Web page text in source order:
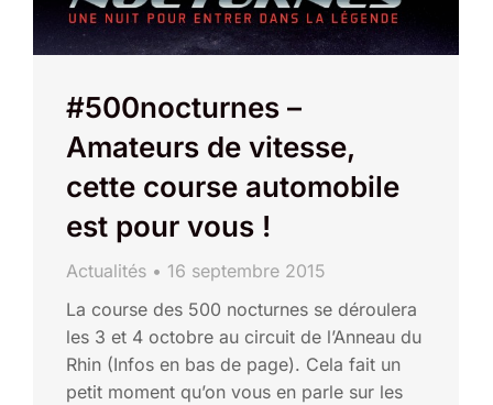
#500nocturnes –
Amateurs de vitesse,
cette course automobile
est pour vous !
Actualités
16 septembre 2015
La course des 500 nocturnes se déroulera
les 3 et 4 octobre au circuit de l’Anneau du
Rhin (Infos en bas de page). Cela fait un
petit moment qu’on vous en parle sur les